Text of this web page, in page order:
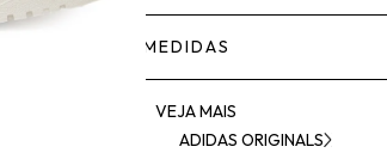
MEDIDAS
VEJA MAIS
ADIDAS ORIGINALS